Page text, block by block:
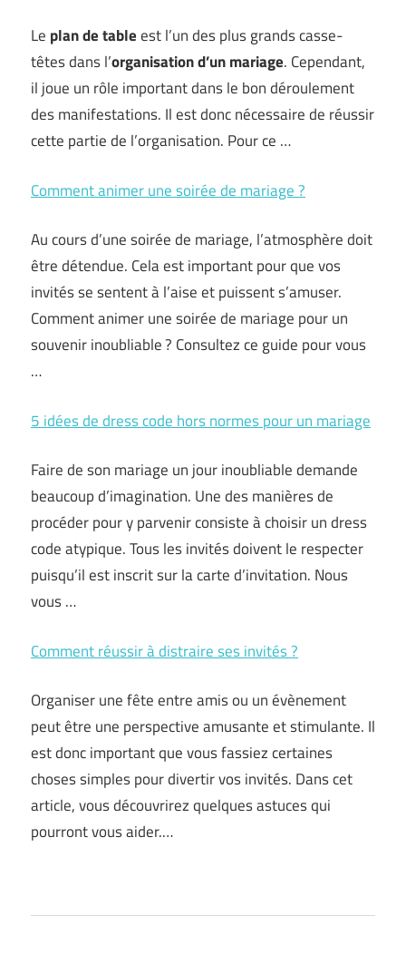
Le plan de tableest l’un des plus grands casse-
têtes dans l’organisationd’un mariage. Cependant,
il joue un rôle important dans le bon déroulement
des manifestations. Il est donc nécessaire de réussir
cette partie de l’organisation. Pour ce …
Comment animer une soirée de mariage ?
Au cours d’une soirée de mariage, l’atmosphère doit
être détendue. Cela est important pour que vos
invités se sentent à l’aise et puissent s’amuser.
Comment animer une soirée de mariage pour un
souvenir inoubliable ? Consultez ce guide pour vous
…
5 idées de dress code hors normes pour un mariage
Faire de son mariage un jour inoubliable demande
beaucoup d’imagination. Une des manières de
procéder pour y parvenir consiste à choisir un dress
code atypique. Tous les invités doivent le respecter
puisqu’il est inscrit sur la carte d’invitation. Nous
vous …
Comment réussir à distraire ses invités ?
Organiser une fête entre amis ou un évènement
peut être une perspective amusante et stimulante. Il
est donc important que vous fassiez certaines
choses simples pour divertir vos invités. Dans cet
article, vous découvrirez quelques astuces qui
pourront vous aider.…